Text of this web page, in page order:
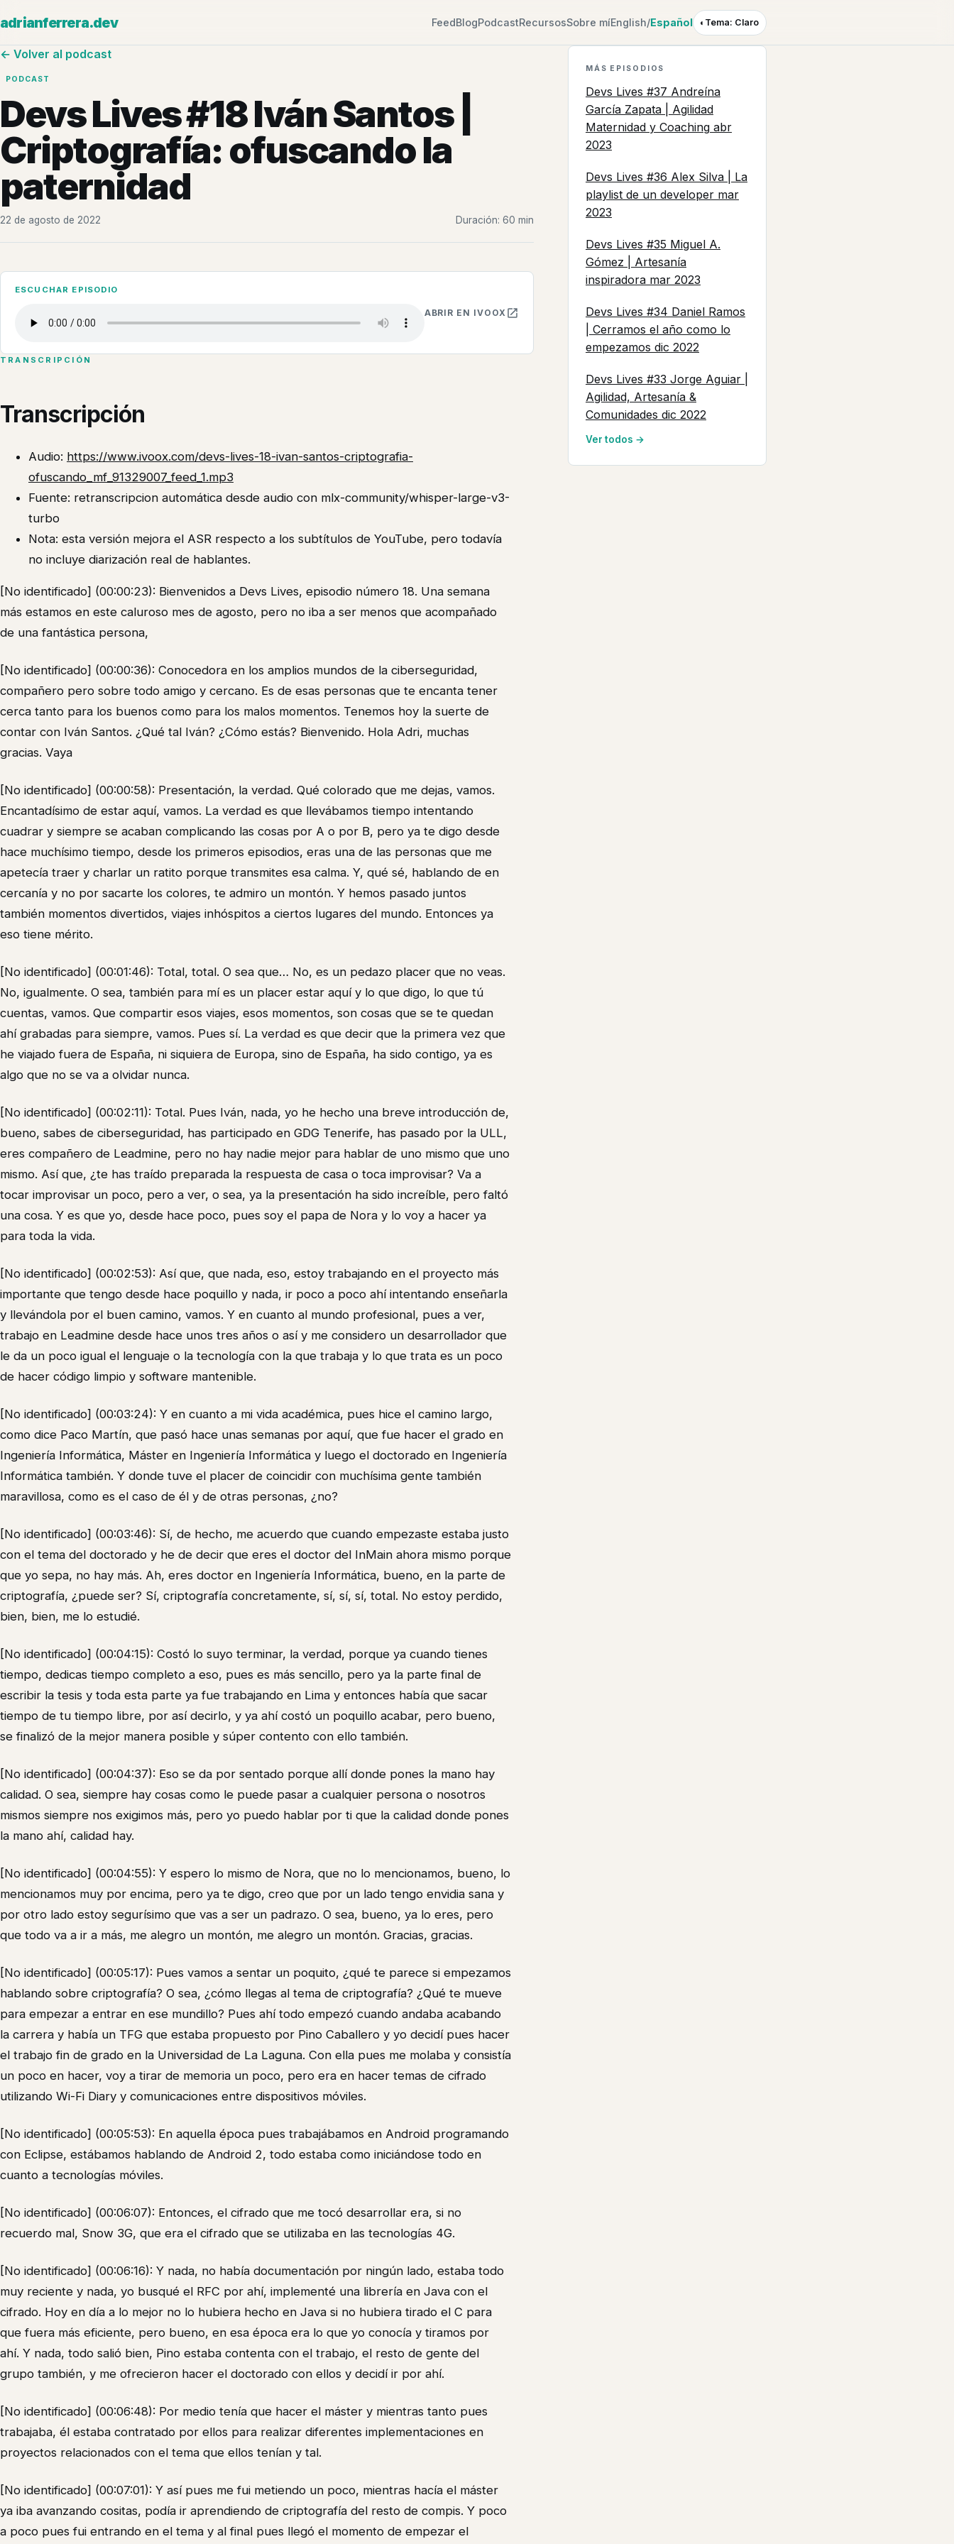
adrianferrera.dev FeedBlogPodcastRecursosSobre míEnglish/Español ◐ Tema: Claro
← Volver al podcast
PODCAST
Devs Lives #18 Iván Santos |
Criptografía: ofuscando la
paternidad
22 de agosto de 2022 Duración: 60 min
ESCUCHAR EPISODIO
ABRIR EN IVOOX
TRANSCRIPCIÓN
Transcripción
Audio: https://www.ivoox.com/devs-lives-18-ivan-santos-criptografia-
ofuscando_mf_91329007_feed_1.mp3
Fuente: retranscripcion automática desde audio con mlx-community/whisper-large-v3-
turbo
Nota: esta versión mejora el ASR respecto a los subtítulos de YouTube, pero todavía
no incluye diarización real de hablantes.
[No identificado] (00:00:23): Bienvenidos a Devs Lives, episodio número 18. Una semana
más estamos en este caluroso mes de agosto, pero no iba a ser menos que acompañado
de una fantástica persona,
[No identificado] (00:00:36): Conocedora en los amplios mundos de la ciberseguridad,
compañero pero sobre todo amigo y cercano. Es de esas personas que te encanta tener
cerca tanto para los buenos como para los malos momentos. Tenemos hoy la suerte de
contar con Iván Santos. ¿Qué tal Iván? ¿Cómo estás? Bienvenido. Hola Adri, muchas
gracias. Vaya
[No identificado] (00:00:58): Presentación, la verdad. Qué colorado que me dejas, vamos.
Encantadísimo de estar aquí, vamos. La verdad es que llevábamos tiempo intentando
cuadrar y siempre se acaban complicando las cosas por A o por B, pero ya te digo desde
hace muchísimo tiempo, desde los primeros episodios, eras una de las personas que me
apetecía traer y charlar un ratito porque transmites esa calma. Y, qué sé, hablando de en
cercanía y no por sacarte los colores, te admiro un montón. Y hemos pasado juntos
también momentos divertidos, viajes inhóspitos a ciertos lugares del mundo. Entonces ya
eso tiene mérito.
[No identificado] (00:01:46): Total, total. O sea que… No, es un pedazo placer que no veas.
No, igualmente. O sea, también para mí es un placer estar aquí y lo que digo, lo que tú
cuentas, vamos. Que compartir esos viajes, esos momentos, son cosas que se te quedan
ahí grabadas para siempre, vamos. Pues sí. La verdad es que decir que la primera vez que
he viajado fuera de España, ni siquiera de Europa, sino de España, ha sido contigo, ya es
algo que no se va a olvidar nunca.
[No identificado] (00:02:11): Total. Pues Iván, nada, yo he hecho una breve introducción de,
bueno, sabes de ciberseguridad, has participado en GDG Tenerife, has pasado por la ULL,
eres compañero de Leadmine, pero no hay nadie mejor para hablar de uno mismo que uno
mismo. Así que, ¿te has traído preparada la respuesta de casa o toca improvisar? Va a
tocar improvisar un poco, pero a ver, o sea, ya la presentación ha sido increíble, pero faltó
una cosa. Y es que yo, desde hace poco, pues soy el papa de Nora y lo voy a hacer ya
para toda la vida.
[No identificado] (00:02:53): Así que, que nada, eso, estoy trabajando en el proyecto más
importante que tengo desde hace poquillo y nada, ir poco a poco ahí intentando enseñarla
y llevándola por el buen camino, vamos. Y en cuanto al mundo profesional, pues a ver,
trabajo en Leadmine desde hace unos tres años o así y me considero un desarrollador que
le da un poco igual el lenguaje o la tecnología con la que trabaja y lo que trata es un poco
de hacer código limpio y software mantenible.
[No identificado] (00:03:24): Y en cuanto a mi vida académica, pues hice el camino largo,
como dice Paco Martín, que pasó hace unas semanas por aquí, que fue hacer el grado en
Ingeniería Informática, Máster en Ingeniería Informática y luego el doctorado en Ingeniería
Informática también. Y donde tuve el placer de coincidir con muchísima gente también
maravillosa, como es el caso de él y de otras personas, ¿no?
[No identificado] (00:03:46): Sí, de hecho, me acuerdo que cuando empezaste estaba justo
con el tema del doctorado y he de decir que eres el doctor del InMain ahora mismo porque
que yo sepa, no hay más. Ah, eres doctor en Ingeniería Informática, bueno, en la parte de
criptografía, ¿puede ser? Sí, criptografía concretamente, sí, sí, sí, total. No estoy perdido,
bien, bien, me lo estudié.
[No identificado] (00:04:15): Costó lo suyo terminar, la verdad, porque ya cuando tienes
tiempo, dedicas tiempo completo a eso, pues es más sencillo, pero ya la parte final de
escribir la tesis y toda esta parte ya fue trabajando en Lima y entonces había que sacar
tiempo de tu tiempo libre, por así decirlo, y ya ahí costó un poquillo acabar, pero bueno,
se finalizó de la mejor manera posible y súper contento con ello también.
[No identificado] (00:04:37): Eso se da por sentado porque allí donde pones la mano hay
calidad. O sea, siempre hay cosas como le puede pasar a cualquier persona o nosotros
mismos siempre nos exigimos más, pero yo puedo hablar por ti que la calidad donde pones
la mano ahí, calidad hay.
[No identificado] (00:04:55): Y espero lo mismo de Nora, que no lo mencionamos, bueno, lo
mencionamos muy por encima, pero ya te digo, creo que por un lado tengo envidia sana y
por otro lado estoy segurísimo que vas a ser un padrazo. O sea, bueno, ya lo eres, pero
que todo va a ir a más, me alegro un montón, me alegro un montón. Gracias, gracias.
[No identificado] (00:05:17): Pues vamos a sentar un poquito, ¿qué te parece si empezamos
hablando sobre criptografía? O sea, ¿cómo llegas al tema de criptografía? ¿Qué te mueve
para empezar a entrar en ese mundillo? Pues ahí todo empezó cuando andaba acabando
la carrera y había un TFG que estaba propuesto por Pino Caballero y yo decidí pues hacer
el trabajo fin de grado en la Universidad de La Laguna. Con ella pues me molaba y consistía
un poco en hacer, voy a tirar de memoria un poco, pero era en hacer temas de cifrado
utilizando Wi-Fi Diary y comunicaciones entre dispositivos móviles.
[No identificado] (00:05:53): En aquella época pues trabajábamos en Android programando
con Eclipse, estábamos hablando de Android 2, todo estaba como iniciándose todo en
cuanto a tecnologías móviles.
[No identificado] (00:06:07): Entonces, el cifrado que me tocó desarrollar era, si no
recuerdo mal, Snow 3G, que era el cifrado que se utilizaba en las tecnologías 4G.
[No identificado] (00:06:16): Y nada, no había documentación por ningún lado, estaba todo
muy reciente y nada, yo busqué el RFC por ahí, implementé una librería en Java con el
cifrado. Hoy en día a lo mejor no lo hubiera hecho en Java si no hubiera tirado el C para
que fuera más eficiente, pero bueno, en esa época era lo que yo conocía y tiramos por
ahí. Y nada, todo salió bien, Pino estaba contenta con el trabajo, el resto de gente del
grupo también, y me ofrecieron hacer el doctorado con ellos y decidí ir por ahí.
[No identificado] (00:06:48): Por medio tenía que hacer el máster y mientras tanto pues
trabajaba, él estaba contratado por ellos para realizar diferentes implementaciones en
proyectos relacionados con el tema que ellos tenían y tal.
[No identificado] (00:07:01): Y así pues me fui metiendo un poco, mientras hacía el máster
ya iba avanzando cositas, podía ir aprendiendo de criptografía del resto de compis. Y poco
a poco pues fui entrando en el tema y al final pues llegó el momento de empezar el
MÁS EPISODIOS
Devs Lives #37 Andreína
García Zapata | Agilidad
Maternidad y Coaching abr
2023
Devs Lives #36 Alex Silva | La
playlist de un developer mar
2023
Devs Lives #35 Miguel A.
Gómez | Artesanía
inspiradora mar 2023
Devs Lives #34 Daniel Ramos
| Cerramos el año como lo
empezamos dic 2022
Devs Lives #33 Jorge Aguiar |
Agilidad, Artesanía &
Comunidades dic 2022
Ver todos →